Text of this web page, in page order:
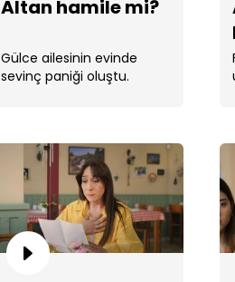
Altan hamile mi?
Gülce ailesinin evinde
sevinç paniği oluştu.